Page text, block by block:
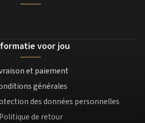
voor jou
et paiement
générales
des données personnelles
Politique de retour